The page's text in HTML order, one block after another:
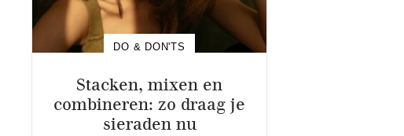
DO & DON'TS
Stacken, mixen en
combineren: zo draag je
sieraden nu